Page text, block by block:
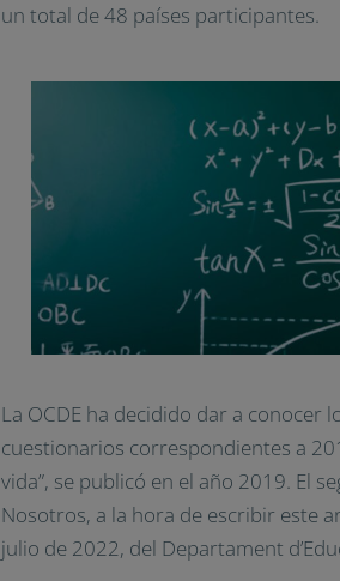
un total de 48 países participantes.
La OCDE ha decidido dar a
cuestionarios correspondientes a
vida”, se publicó en el año 2019. El
Nosotros, a la hora de escribir este
julio de 2022, del Departament